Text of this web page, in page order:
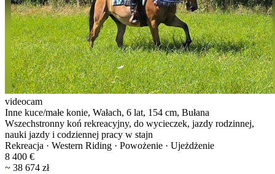
videocam
Inne kuce/małe konie, Wałach, 6 lat, 154 cm, Bułana
Wszechstronny koń rekreacyjny, do wycieczek, jazdy rodzinnej,
nauki jazdy i codziennej pracy w stajn
Rekreacja · Western Riding · Powożenie · Ujeżdżenie
8 400 €
~ 38 674 zł